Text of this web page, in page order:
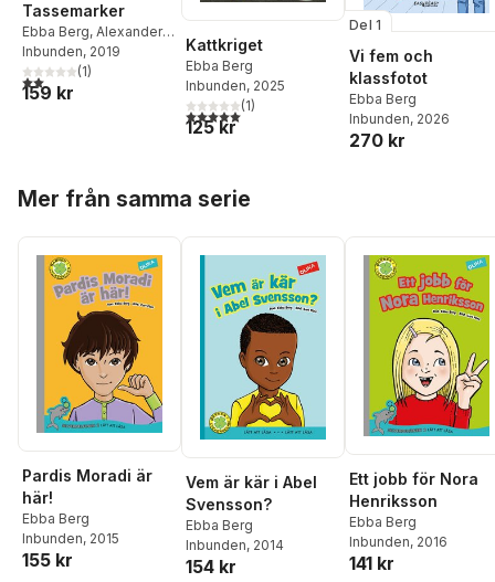
Tassemarker
Ebba Berg, Alexander
Jansson
Inbunden, 2019
2,0utav 5 stjärnor. Totalt antal röster:
(1)
159 kr
Kattkriget
Ebba Berg
Inbunden, 2025
5,0utav 5 stjärnor. Totalt antal röster:
(1)
125 kr
Del 1
Vi fem och
klassfotot
Ebba Berg
Inbunden, 2026
270 kr
Mer från samma serie
Pardis Moradi är
här!
Ebba Berg
Inbunden, 2015
155 kr
Vem är kär i Abel
Svensson?
Ebba Berg
Inbunden, 2014
154 kr
Ett jobb för Nora
Henriksson
Ebba Berg
Inbunden, 2016
141 kr